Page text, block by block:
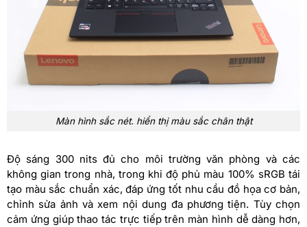
Màn hình sắc nét. hiển thị màu sắc chân thật
Độ sáng 300 nits đủ cho môi trường văn phòng và các
không gian trong nhà, trong khi độ phủ màu 100% sRGB tái
tạo màu sắc chuẩn xác, đáp ứng tốt nhu cầu đồ họa cơ bản,
chỉnh sửa ảnh và xem nội dung đa phương tiện. Tùy chọn
cảm ứng giúp thao tác trực tiếp trên màn hình dễ dàng hơn,